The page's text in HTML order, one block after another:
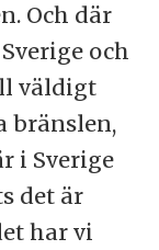
Och där
och
väldigt
bränslen,
i Sverige
det är
har vi